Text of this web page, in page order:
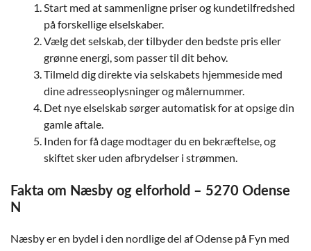
Start med at sammenligne priser og kundetilfredshed
på forskellige elselskaber.
Vælg det selskab, der tilbyder den bedste pris eller
grønne energi, som passer til dit behov.
Tilmeld dig direkte via selskabets hjemmeside med
dine adresseoplysninger og målernummer.
Det nye elselskab sørger automatisk for at opsige din
gamle aftale.
Inden for få dage modtager du en bekræftelse, og
skiftet sker uden afbrydelser i strømmen.
Fakta om Næsby og elforhold – 5270 Odense
N
Næsby er en bydel i den nordlige del af Odense på Fyn med